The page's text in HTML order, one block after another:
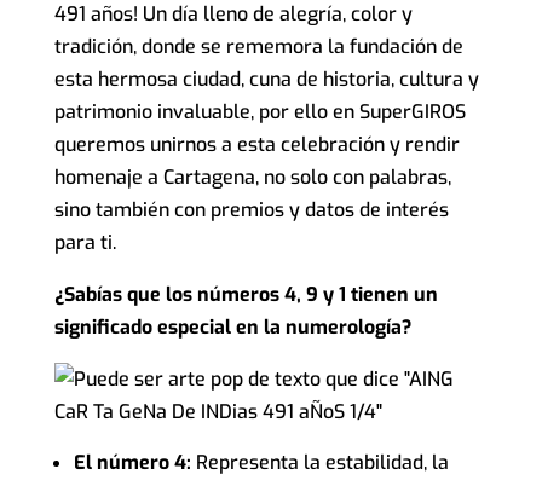
491 años! Un día lleno de alegría, color y
tradición, donde se rememora la fundación de
esta hermosa ciudad, cuna de historia, cultura y
patrimonio invaluable, por ello en SuperGIROS
queremos unirnos a esta celebración y rendir
homenaje a Cartagena, no solo con palabras,
sino también con premios y datos de interés
para ti.
¿Sabías que los números 4, 9 y 1 tienen un
significado especial en la numerología?
El número 4: Representa la estabilidad, la